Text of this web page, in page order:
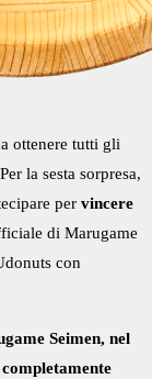
ottenere tutti gli
la sesta sorpresa,
per vincere
di Marugame
con
Seimen, nel